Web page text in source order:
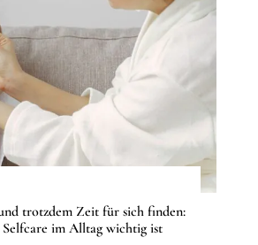
trotzdem Zeit für sich finden:
im Alltag wichtig ist